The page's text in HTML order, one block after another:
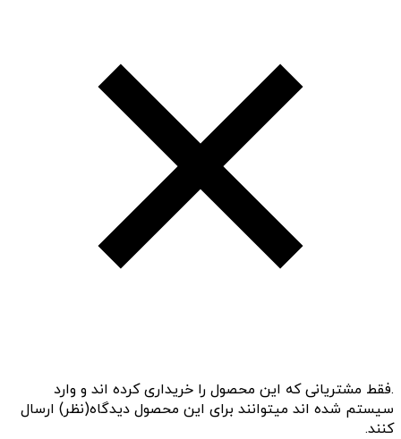
.فقط مشتریانی که این محصول را خریداری کرده اند و وارد
سیستم شده اند میتوانند برای این محصول دیدگاه(نظر) ارسال
کنند.